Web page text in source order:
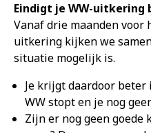
Eindigt je WW-uitkering
Vanaf drie maanden voor
uitkering kijken we
situatie mogelijk is.
Je krijgt daardoor
WW stopt en je nog
Zijn er nog geen goede